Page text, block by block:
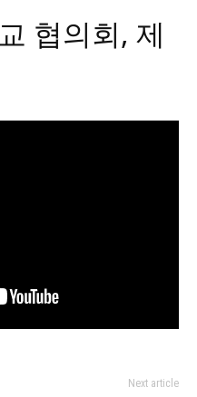
협의회, 제
Next article